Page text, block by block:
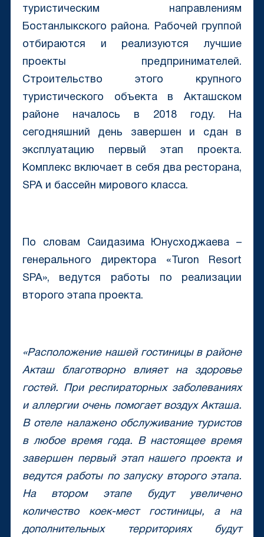
туристическим направлениям
Бостанлыкского района. Рабочей группой
отбираются и реализуются лучшие
проекты предпринимателей.
Строительство этого крупного
туристического объекта в Акташском
районе началось в 2018 году. На
сегодняшний день завершен и сдан в
эксплуатацию первый этап проекта.
Комплекс включает в себя два ресторана,
SPA и бассейн мирового класса.
По словам Саидазима Юнусходжаева –
генерального директора «Turon Resort
SPA», ведутся работы по реализации
второго этапа проекта.
«Расположение нашей гостиницы в районе
Акташ благотворно влияет на здоровье
гостей. При респираторных заболеваниях
и аллергии очень помогает воздух Акташа.
В отеле налажено обслуживание туристов
в любое время года. В настоящее время
завершен первый этап нашего проекта и
ведутся работы по запуску второго этапа.
На втором этапе будут увеличено
количество коек-мест гостиницы, а на
дополнительных территориях будут